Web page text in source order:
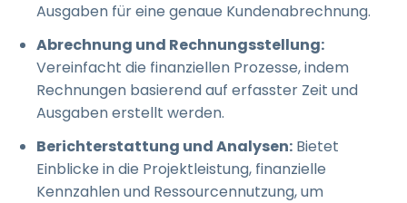
Ausgaben für eine genaue Kundenabrechnung.
Abrechnung und Rechnungsstellung:
Vereinfacht die finanziellen Prozesse, indem
Rechnungen basierend auf erfasster Zeit und
Ausgaben erstellt werden.
Berichterstattung und Analysen: Bietet
Einblicke in die Projektleistung, finanzielle
Kennzahlen und Ressourcennutzung, um